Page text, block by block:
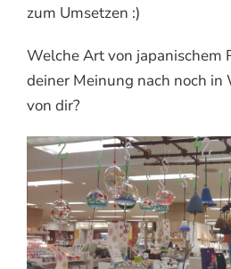
zum Umsetzen :)
Welche Art von japanischem
deiner Meinung nach noch in
von dir?